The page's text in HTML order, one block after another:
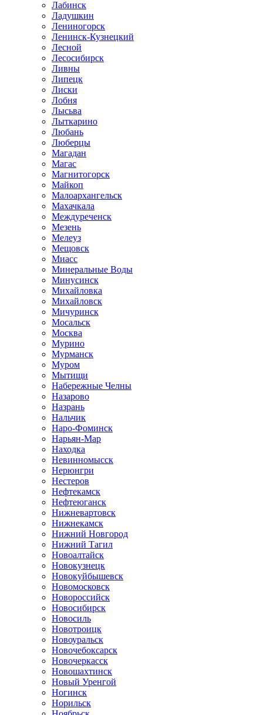
Лабинск
Ладушкин
Лениногорск
Ленинск-Кузнецкий
Лесной
Лесосибирск
Ливны
Липецк
Лиски
Лобня
Лысьва
Лыткарино
Любань
Люберцы
Магадан
Магас
Магнитогорск
Майкоп
Малоархангельск
Махачкала
Междуреченск
Мезень
Мелеуз
Мещовск
Миасс
Минеральные Воды
Минусинск
Михайловка
Михайловск
Мичуринск
Мосальск
Москва
Мурино
Мурманск
Муром
Мытищи
Набережные Челны
Назарово
Назрань
Нальчик
Наро-Фоминск
Нарьян-Мар
Находка
Невинномысск
Нерюнгри
Нестеров
Нефтекамск
Нефтеюганск
Нижневартовск
Нижнекамск
Нижний Новгород
Нижний Тагил
Новоалтайск
Новокузнецк
Новокуйбышевск
Новомосковск
Новороссийск
Новосибирск
Новосиль
Новотроицк
Новоуральск
Новочебоксарск
Новочеркасск
Новошахтинск
Новый Уренгой
Ногинск
Норильск